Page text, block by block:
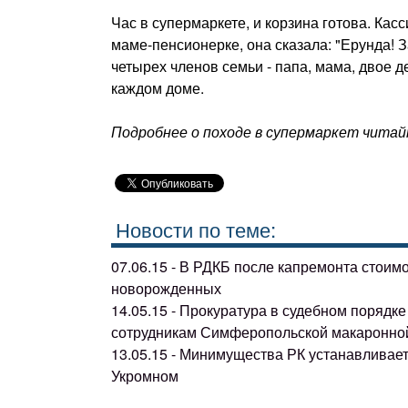
Час в супермаркете, и корзина готова.
маме-пенсионерке, она сказала: "Ерунда!
четырех членов семьи - папа, мама, двое
каждом доме.
Подробнее о походе в супермаркет
Новости по теме:
07.06.15 - В РДКБ после капремонта
новорожденных
14.05.15 - Прокуратура в судебном
сотрудникам Симферопольской
13.05.15 - Минимущества РК
Укромном